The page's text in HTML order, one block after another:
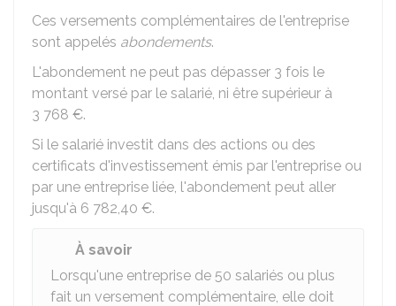
Ces versements complémentaires de l'entreprise
sont appelés abondements.
L'abondement ne peut pas dépasser 3 fois le
montant versé par le salarié, ni être supérieur à
3 768 €.
Si le salarié investit dans des actions ou des
certificats d'investissement émis par l'entreprise ou
par une entreprise liée, l'abondement peut aller
jusqu'à 6 782,40 €.
À savoir
Lorsqu'une entreprise de 50 salariés ou plus
fait un versement complémentaire, elle doit